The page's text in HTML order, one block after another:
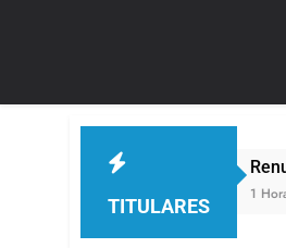
TITULARES
Renunció el